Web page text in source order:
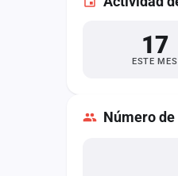
17
ESTE MES
Número de
Crear cuenta